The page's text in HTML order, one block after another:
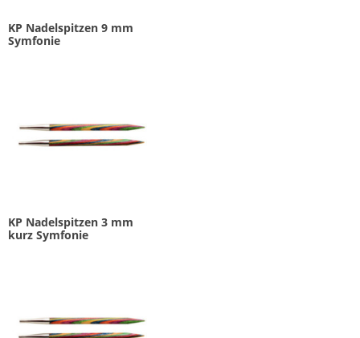
KP Nadelspitzen 9 mm
Symfonie
KP Nadelspitzen 3 mm
kurz Symfonie